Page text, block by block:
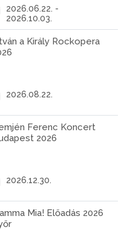
2026.06.22. -
2026.10.03.
a Király Rockopera
2026.08.22.
Ferenc Koncert
2026
2026.12.30.
Mia! Előadás 2026